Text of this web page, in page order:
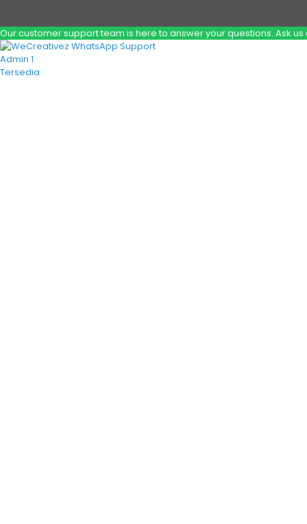
Our customer support team is here to answer your questions. Ask us
Admin 1
Tersedia